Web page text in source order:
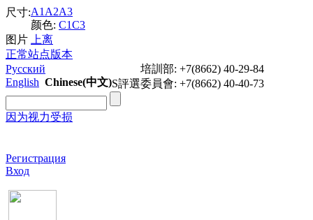
尺寸:A1 A2A3
颜色: C1C3
图片
上离
正常站点版本
Русский
English Chinese(中文)
培訓部: +7(8662) 40-29-84
S評選委員會: +7(8662) 40-40-73
因为视力受损
Регистрация
Вход